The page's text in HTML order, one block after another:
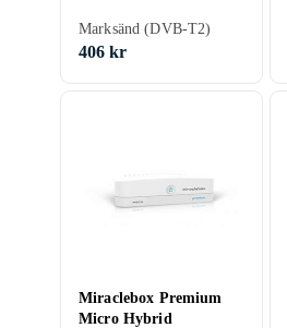
Marksänd (DVB-T2)
406 kr
Miraclebox Premium
Micro Hybrid